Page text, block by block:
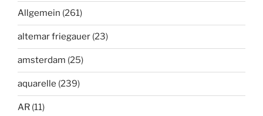
Allgemein (261)
altemar friegauer (23)
amsterdam (25)
aquarelle (239)
AR (11)